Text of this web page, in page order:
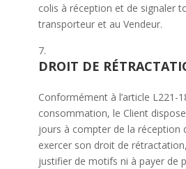
colis à réception et de signaler
transporteur et au Vendeur.
DROIT DE
Conformément à l’article L221-
consommation, le Client dispose
jours à compter de la réception
exercer son droit de
justifier de motifs ni à payer de